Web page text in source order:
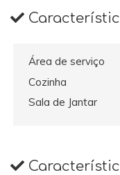
Área de serviço
Cozinha
Sala de Jantar